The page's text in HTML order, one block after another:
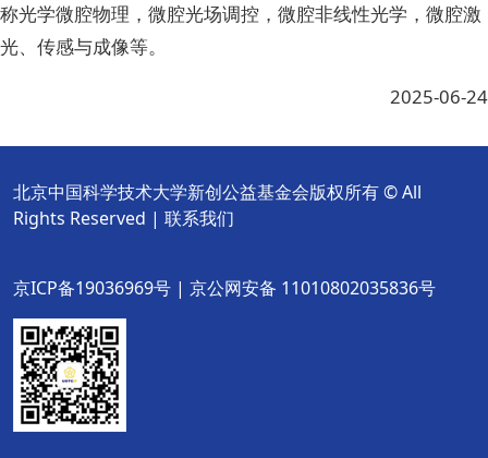
称光学微腔物理，微腔光场调控，微腔非线性光学，微腔激
光、传感与成像等。
2025-06-24
北京中国科学技术大学新创公益基金会版权所有 © All
Rights Reserved | 联系我们
京ICP备19036969号 | 京公网安备 11010802035836号